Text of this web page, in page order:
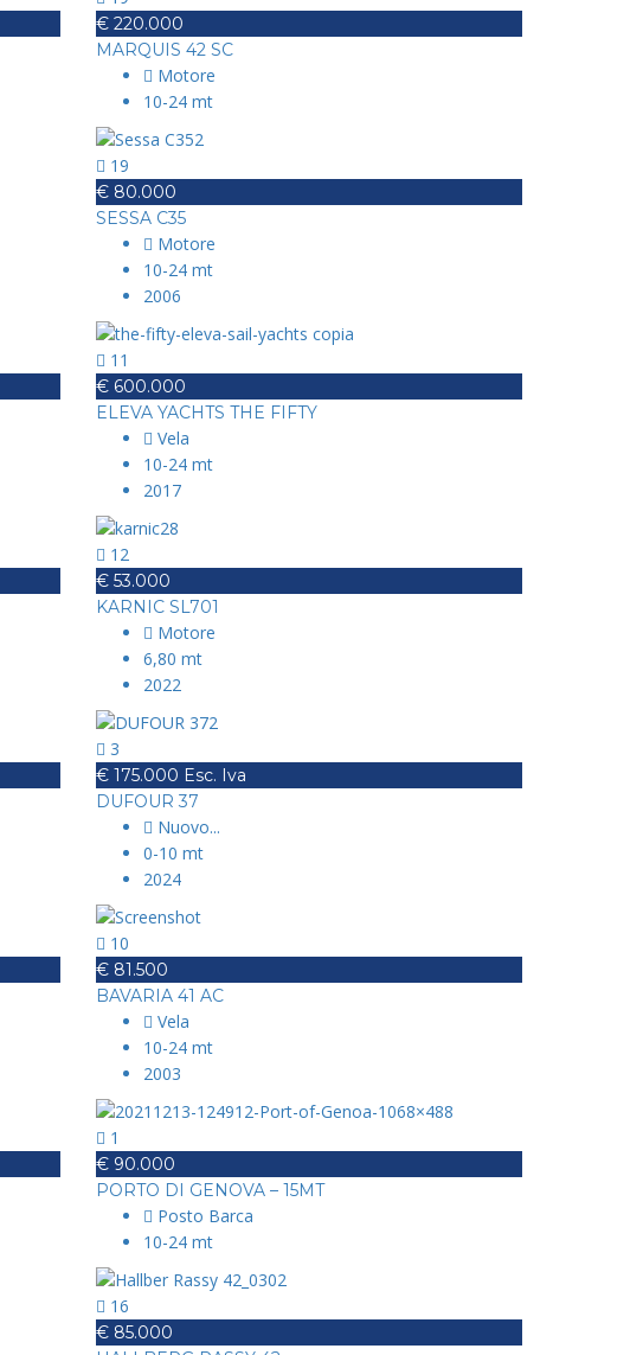
€ 220.000
MARQUIS 42 SC
Motore
10-24 mt
19
€ 80.000
SESSA C35
Motore
10-24 mt
2006
11
€ 600.000
ELEVA YACHTS THE FIFTY
Vela
10-24 mt
2017
12
€ 53.000
KARNIC SL701
Motore
6,80 mt
2022
3
€ 175.000 Esc. Iva
DUFOUR 37
Nuovo...
0-10 mt
2024
10
€ 81.500
BAVARIA 41 AC
Vela
10-24 mt
2003
1
€ 90.000
PORTO DI GENOVA – 15MT
Posto Barca
10-24 mt
16
€ 85.000